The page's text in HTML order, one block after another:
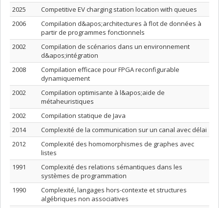
2025
Competitive EV charging station location with queues
2006
Compilation d&apos;architectures à flot de données à
partir de programmes fonctionnels
2002
Compilation de scénarios dans un environnement
d&apos;intégration
2008
Compilation efficace pour FPGA reconfigurable
dynamiquement
2002
Compilation optimisante à l&apos;aide de
métaheuristiques
2002
Compilation statique de Java
2014
Complexité de la communication sur un canal avec délai
2012
Complexité des homomorphismes de graphes avec
listes
1991
Complexité des relations sémantiques dans les
systèmes de programmation
1990
Complexité, langages hors-contexte et structures
algébriques non associatives